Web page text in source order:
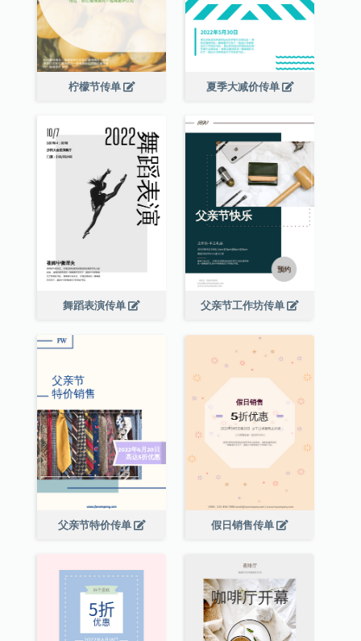
柠檬节传单 夏季大减价传单
舞蹈表演传单 父亲节工作坊传单
父亲节特价传单 假日销售传单